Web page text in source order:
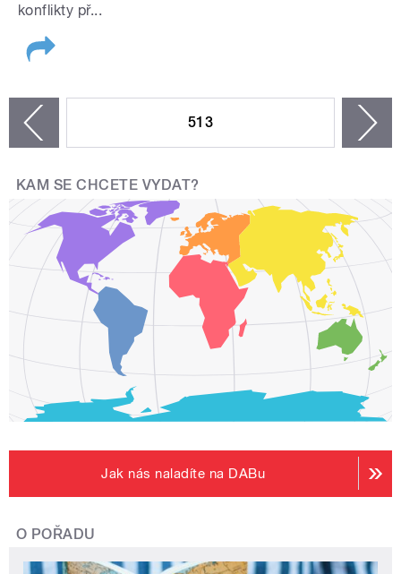
konflikty př...
513
KAM SE CHCETE VYDAT?
Jak nás naladíte na DABu
O POŘADU